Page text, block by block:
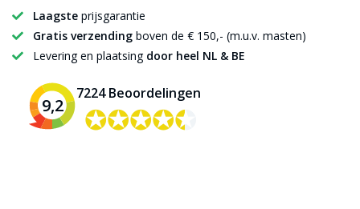
Laagste prijsgarantie
Gratis verzending boven de € 150,- (m.u.v. masten)
Levering en plaatsing door heel NL & BE
9,2
7224 Beoordelingen
✪✪✪✪✪
✪✪✪✪✪